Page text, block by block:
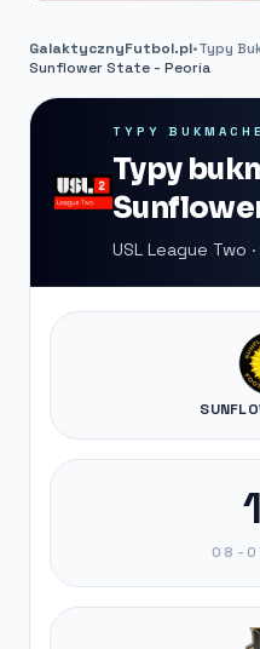
GalaktycznyFutbol.pl•Typy
Sunflower State - Peoria
TYPY
Typy
USL League Two
08-